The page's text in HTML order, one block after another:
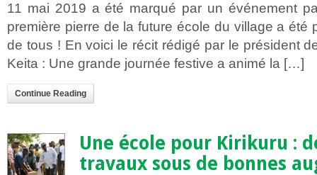
11 mai 2019 a été marqué par un événement
première pierre de la future école du village a
de tous ! En voici le récit rédigé par le président
Keita : Une grande journée festive a animé la […]
Continue Reading
Une école pour Kirikuru :
travaux sous de bonnes